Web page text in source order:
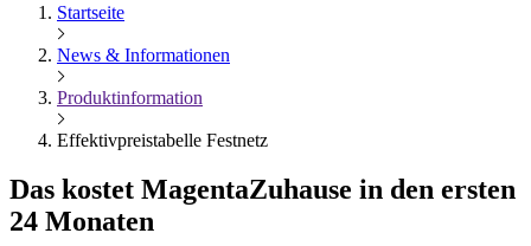
Startseite
News & Informationen
Produktinformation
Effektivpreistabelle Festnetz
Das kostet MagentaZuhause in den ersten
24 Monaten